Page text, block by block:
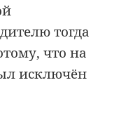
тогда
что на
исключён